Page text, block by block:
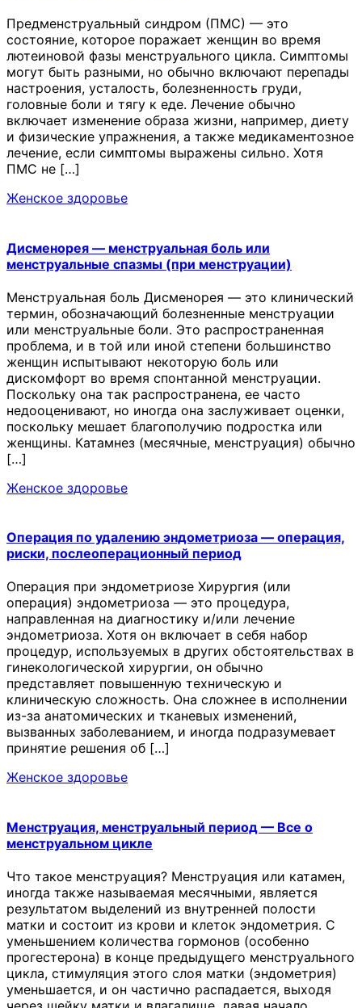
Предменструальный синдром (ПМС) — это
состояние, которое поражает женщин во время
лютеиновой фазы менструального цикла. Симптомы
могут быть разными, но обычно включают перепады
настроения, усталость, болезненность груди,
головные боли и тягу к еде. Лечение обычно
включает изменение образа жизни, например, диету
и физические упражнения, а также медикаментозное
лечение, если симптомы выражены сильно. Хотя
ПМС не […]
Женское здоровье
Дисменорея — менструальная боль или
менструальные спазмы (при менструации)
Менструальная боль Дисменорея — это клинический
термин, обозначающий болезненные менструации
или менструальные боли. Это распространенная
проблема, и в той или иной степени большинство
женщин испытывают некоторую боль или
дискомфорт во время спонтанной менструации.
Поскольку она так распространена, ее часто
недооценивают, но иногда она заслуживает оценки,
поскольку мешает благополучию подростка или
женщины. Катамнез (месячные, менструация) обычно
[…]
Женское здоровье
Операция по удалению эндометриоза — операция,
риски, послеоперационный период
Операция при эндометриозе Хирургия (или
операция) эндометриоза — это процедура,
направленная на диагностику и/или лечение
эндометриоза. Хотя он включает в себя набор
процедур, используемых в других обстоятельствах в
гинекологической хирургии, он обычно
представляет повышенную техническую и
клиническую сложность. Она сложнее в исполнении
из-за анатомических и тканевых изменений,
вызванных заболеванием, и иногда подразумевает
принятие решения об […]
Женское здоровье
Менструация, менструальный период — Все о
менструальном цикле
Что такое менструация? Менструация или катамен,
иногда также называемая месячными, является
результатом выделений из внутренней полости
матки и состоит из крови и клеток эндометрия. С
уменьшением количества гормонов (особенно
прогестерона) в конце предыдущего менструального
цикла, стимуляция этого слоя матки (эндометрия)
уменьшается, и он частично распадается, выходя